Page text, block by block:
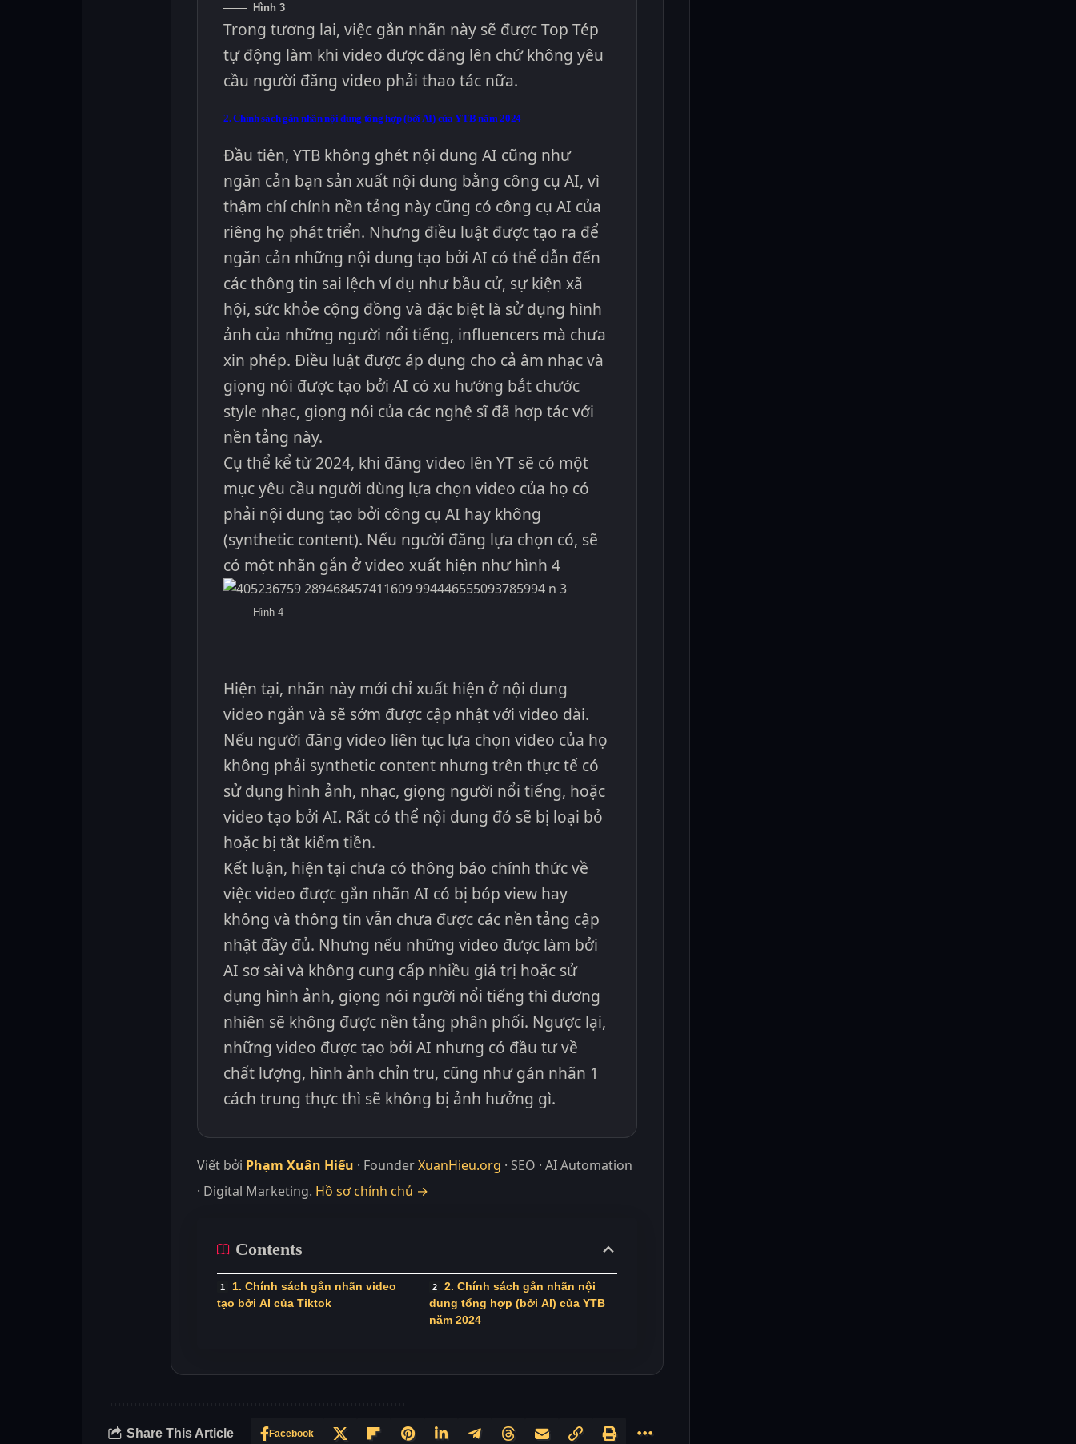
Hình 3
Trong tương lai, việc gắn nhãn này sẽ được Top Tép
tự động làm khi video được đăng lên chứ không yêu
cầu người đăng video phải thao tác nữa.
2. Chính sách gắn nhãn nội dung tổng hợp (bởi AI) của YTB năm 2024
Đầu tiên, YTB không ghét nội dung AI cũng như
ngăn cản bạn sản xuất nội dung bằng công cụ AI, vì
thậm chí chính nền tảng này cũng có công cụ AI của
riêng họ phát triển. Nhưng điều luật được tạo ra để
ngăn cản những nội dung tạo bởi AI có thể dẫn đến
các thông tin sai lệch ví dụ như bầu cử, sự kiện xã
hội, sức khỏe cộng đồng và đặc biệt là sử dụng hình
ảnh của những người nổi tiếng, influencers mà chưa
xin phép. Điều luật được áp dụng cho cả âm nhạc và
giọng nói được tạo bởi AI có xu hướng bắt chước
style nhạc, giọng nói của các nghệ sĩ đã hợp tác với
nền tảng này.
Cụ thể kể từ 2024, khi đăng video lên YT sẽ có một
mục yêu cầu người dùng lựa chọn video của họ có
phải nội dung tạo bởi công cụ AI hay không
(synthetic content). Nếu người đăng lựa chọn có, sẽ
có một nhãn gắn ở video xuất hiện như hình 4
Hình 4
Hiện tại, nhãn này mới chỉ xuất hiện ở nội dung
video ngắn và sẽ sớm được cập nhật với video dài.
Nếu người đăng video liên tục lựa chọn video của họ
không phải synthetic content nhưng trên thực tế có
sử dụng hình ảnh, nhạc, giọng người nổi tiếng, hoặc
video tạo bởi AI. Rất có thể nội dung đó sẽ bị loại bỏ
hoặc bị tắt kiếm tiền.
Kết luận, hiện tại chưa có thông báo chính thức về
việc video được gắn nhãn AI có bị bóp view hay
không và thông tin vẫn chưa được các nền tảng cập
nhật đầy đủ. Nhưng nếu những video được làm bởi
AI sơ sài và không cung cấp nhiều giá trị hoặc sử
dụng hình ảnh, giọng nói người nổi tiếng thì đương
nhiên sẽ không được nền tảng phân phối. Ngược lại,
những video được tạo bởi AI nhưng có đầu tư về
chất lượng, hình ảnh chỉn tru, cũng như gán nhãn 1
cách trung thực thì sẽ không bị ảnh hưởng gì.
Viết bởi Phạm Xuân Hiếu · FounderXuanHieu.org · SEO · AI Automation
· Digital Marketing. Hồ sơ chính chủ →
Contents
1. Chính sách gắn nhãn video
tạo bởi AI của Tiktok
2. Chính sách gắn nhãn nội
dung tổng hợp (bởi AI) của YTB
năm 2024
Share This Article Facebook